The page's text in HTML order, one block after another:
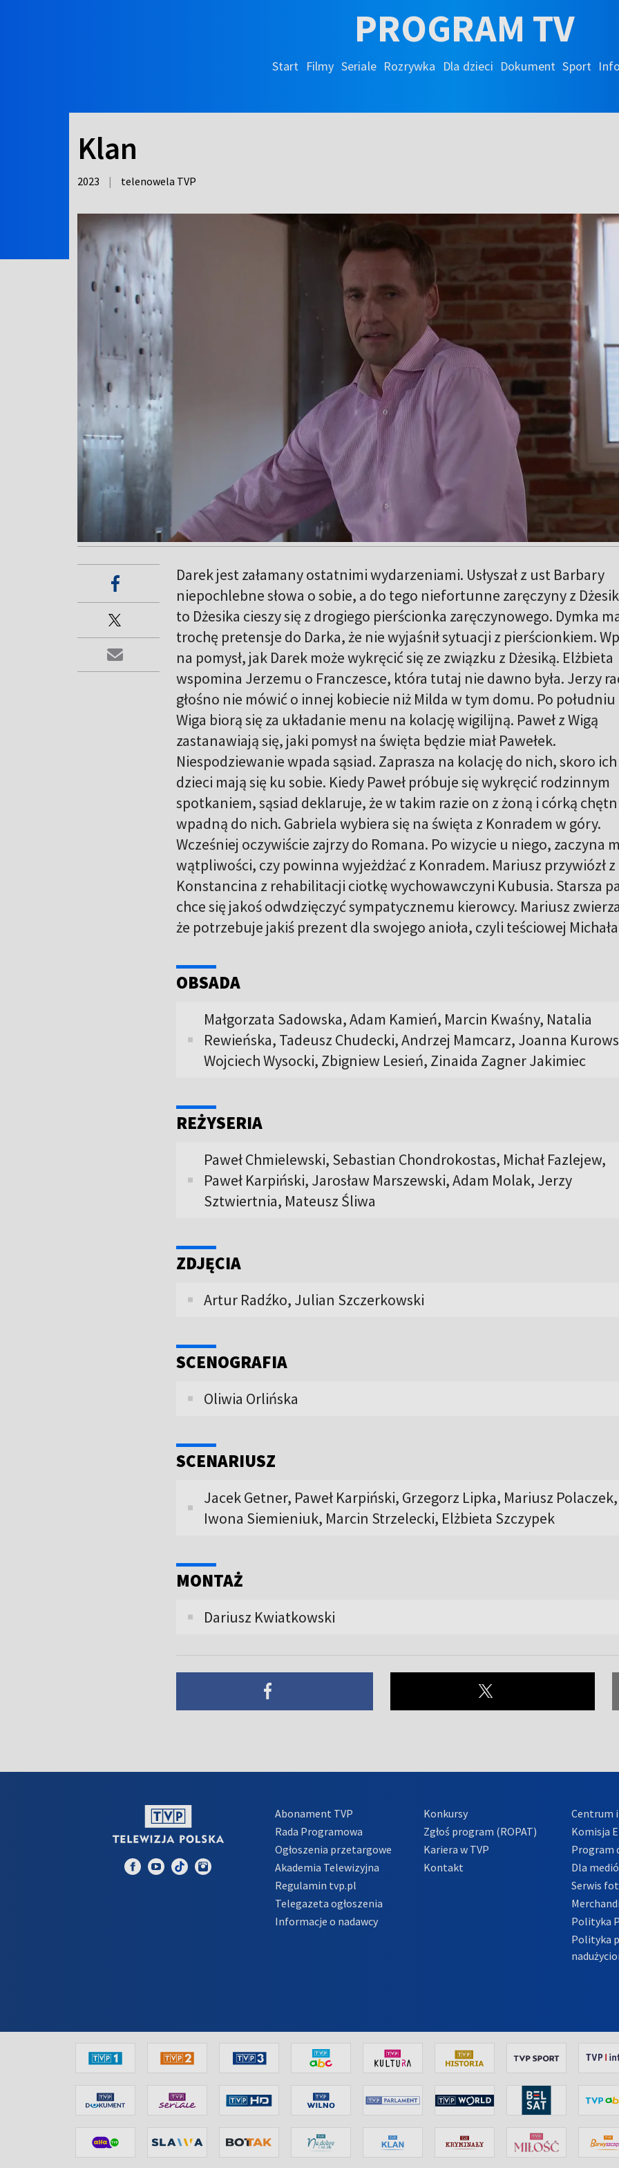
PROGRAM TV
Start Filmy Seriale Rozrywka Dla dzieci Dokument Sport
Klan
2023 | telenowela TVP
Darek jest załamany ostatnimi wydarzeniami. Usłyszał z ust Barbary
niepochlebne słowa o sobie, a do tego niefortunne zaręczyny z
to Dżesika cieszy się z drogiego pierścionka zaręczynowego. Dymka
trochę pretensje do Darka, że nie wyjaśnił sytuacji z pierścionkiem.
na pomysł, jak Darek może wykręcić się ze związku z Dżesiką. Elżbieta
wspomina Jerzemu o Franczesce, która tutaj nie dawno była. Jerzy
głośno nie mówić o innej kobiecie niż Milda w tym domu. Po południu
Wiga biorą się za układanie menu na kolację wigilijną. Paweł z Wigą
zastanawiają się, jaki pomysł na święta będzie miał Pawełek.
Niespodziewanie wpada sąsiad. Zaprasza na kolację do nich, skoro ich
dzieci mają się ku sobie. Kiedy Paweł próbuje się wykręcić rodzinnym
spotkaniem, sąsiad deklaruje, że w takim razie on z żoną i córką
wpadną do nich. Gabriela wybiera się na święta z Konradem w góry.
Wcześniej oczywiście zajrzy do Romana. Po wizycie u niego, zaczyna
wątpliwości, czy powinna wyjeżdżać z Konradem. Mariusz przywiózł z
Konstancina z rehabilitacji ciotkę wychowawczyni Kubusia. Starsza
chce się jakoś odwdzięczyć sympatycznemu kierowcy. Mariusz
że potrzebuje jakiś prezent dla swojego anioła, czyli teściowej
OBSADA
Małgorzata Sadowska, Adam Kamień, Marcin Kwaśny, Natalia
Rewieńska, Tadeusz Chudecki, Andrzej Mamcarz, Joanna
Wojciech Wysocki, Zbigniew Lesień, Zinaida Zagner Jakimiec
REŻYSERIA
Paweł Chmielewski, Sebastian Chondrokostas, Michał Fazlejew,
Paweł Karpiński, Jarosław Marszewski, Adam Molak, Jerzy
Sztwiertnia, Mateusz Śliwa
ZDJĘCIA
Artur Radźko, Julian Szczerkowski
SCENOGRAFIA
Oliwia Orlińska
SCENARIUSZ
Jacek Getner, Paweł Karpiński, Grzegorz Lipka, Mariusz Polaczek,
Iwona Siemieniuk, Marcin Strzelecki, Elżbieta Szczypek
MONTAŻ
Dariusz Kwiatkowski
Abonament TVP
Rada Programowa
Ogłoszenia przetargowe
Akademia Telewizyjna
Regulamin tvp.pl
Telegazeta ogłoszenia
Informacje o nadawcy
Konkursy
Zgłoś program (ROPAT)
Kariera w TVP
Kontakt
Centrum
Komisja
Program
Dla
Serwis
Polityka
Polityka